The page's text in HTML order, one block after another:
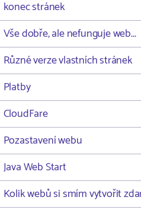
konec stránek
Vše dobře, ale nefunguje web...
Různé verze vlastních stránek
Platby
CloudFare
Pozastavení webu
Java Web Start
Kolik webů si smím vytvořit